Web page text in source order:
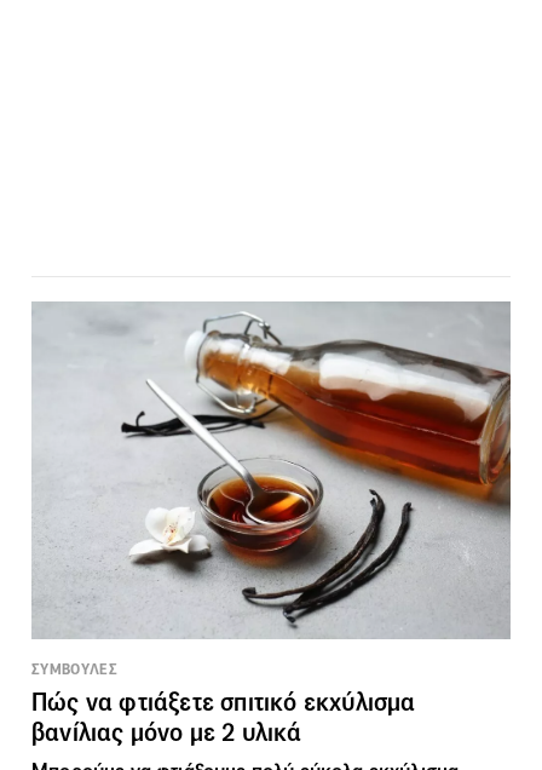
ΣΥΜΒΟΥΛΕΣ
Πώς να φτιάξετε σπιτικό εκχύλισμα
βανίλιας μόνο με 2 υλικά